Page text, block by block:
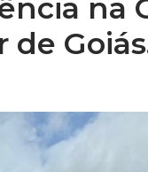
na
de